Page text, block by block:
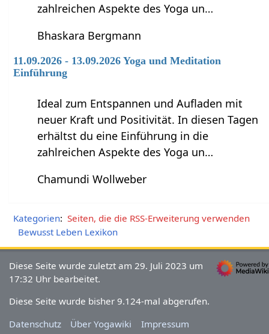
zahlreichen Aspekte des Yoga un…
Bhaskara Bergmann
11.09.2026 - 13.09.2026 Yoga und Meditation
Einführung
Ideal zum Entspannen und Aufladen mit
neuer Kraft und Positivität. In diesen Tagen
erhältst du eine Einführung in die
zahlreichen Aspekte des Yoga un…
Chamundi Wollweber
Kategorien: Seiten, die die RSS-Erweiterung verwenden
Bewusst Leben Lexikon
Diese Seite wurde zuletzt am 29. Juli 2023 um
17:32 Uhr bearbeitet.
Diese Seite wurde bisher 9.124-mal abgerufen.
Datenschutz
Über Yogawiki Impressum